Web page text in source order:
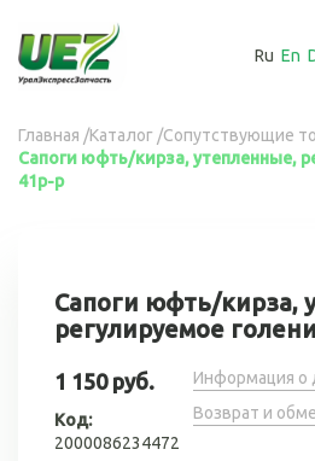
основному
содержанию
Ru En
Вы
здесь
Главная /Каталог /Сопутствующие
Сапоги юфть/кирза, утепленные,
41р-р
Сапоги юфть/кирза,
регулируемое
1 150 руб.
Код:
2000086234472
Информация о
Возврат и